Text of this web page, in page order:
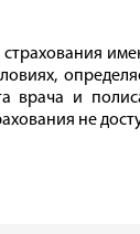
врача и
не